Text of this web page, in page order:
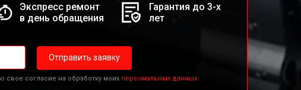
Экспресс ремонт
в день обращения
Гарантия до 3-х
лет
Отправить заявку
свое согласие на обработку моих персональных данных.